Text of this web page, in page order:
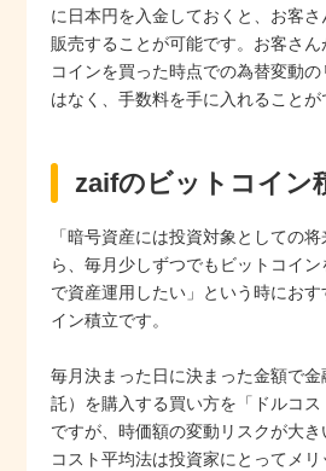
に日本円を入金しておくと、お客
販売することが可能です。お客さん
コインを買った時点での為替変動
はなく、手数料を手に入れることが
zaifのビットコイン
「暗号資産には投資対象としての
ら、毎月少しずつでもビットコイ
で資産運用したい」という時にお
イン積立です。
毎月決まった日に決まった金額で
託）を購入する買い方を「ドルコ
ですが、時価額の変動リスクが大
コスト平均法は投資家にとってメ